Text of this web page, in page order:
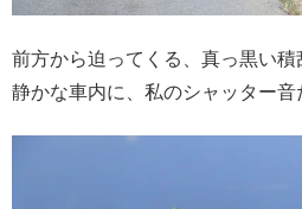
前方から迫ってくる、真っ黒い積
静かな車内に、私のシャッター音